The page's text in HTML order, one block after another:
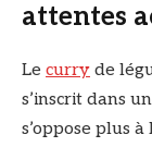
attentes
Le curry de
s’inscrit dans
s’oppose plus